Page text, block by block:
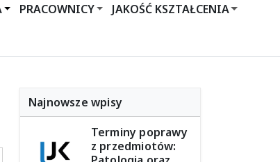
PRACOWNICY
JAKOŚĆ KSZTAŁCENIA
Najnowsze wpisy
Terminy poprawy
z przedmiotów: